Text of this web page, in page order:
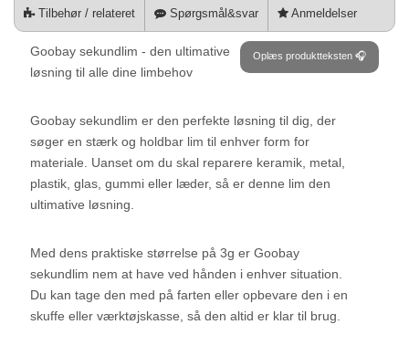
Tilbehør / relateret Spørgsmål&svar Anmeldelser
Oplæs produktteksten 🎧
Goobay sekundlim - den ultimative
løsning til alle dine limbehov
Goobay sekundlim er den perfekte løsning til dig, der
søger en stærk og holdbar lim til enhver form for
materiale. Uanset om du skal reparere keramik, metal,
plastik, glas, gummi eller læder, så er denne lim den
ultimative løsning.
Med dens praktiske størrelse på 3g er Goobay
sekundlim nem at have ved hånden i enhver situation.
Du kan tage den med på farten eller opbevare den i en
skuffe eller værktøjskasse, så den altid er klar til brug.